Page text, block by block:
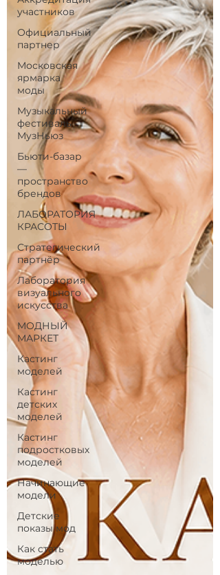
участников
Официальный
партнер
Московская
ярмарка
моды
Музыкальный
фестиваль -
МузНьюз
Бьюти-базар
—
пространство
брендов
ЛАБОРАТОРИЯ
КРАСОТЫ
Стратегический
партнёр
Лаборатория
визуального
искусства
МОДНЫЙ
МАРКЕТ
Кастинг
моделей
Кастинг
детских
моделей
Кастинг
подростковых
моделей
Начинающие
модели
Детские
показы мод
Как стать
моделью